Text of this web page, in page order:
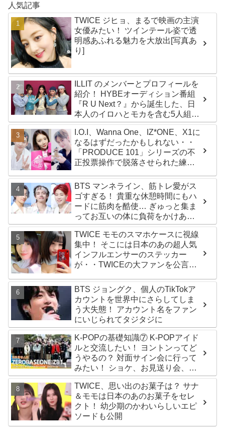
人気記事
TWICE ジヒョ、まるで映画の主演
女優みたい！ ツインテール姿で透
明感あふれる魅力を大放出[写真あ
り]
ILLIT のメンバーとプロフィールを
紹介！ HYBEオーディション番組
『R U Next？』から誕生した、日
本人のイロハとモカを含む5人組ガ
ールズグループ！ デビュー曲
「Magnetic」がいきなりの大ヒッ
ト
I.O.I、Wanna One、IZ*ONE、X1に
なるはずだったかもしれない・・
「PRODUCE 101」シリーズの不
正投票操作で脱落させられた練習
BTS マンネライン、筋トレ愛がス
ゴすぎる！ 貴重な休憩時間にもハ
ードに筋肉を酷使… ぎゅっと集ま
ってお互いの体に負荷をかけあう
３人のトレーニング風景がかわい
すぎるとファンくぎづけ
TWICE モモのスマホケースに視線
集中！ そこには日本のあの超人気
インフルエンサーのステッカー
が・・TWICEの大ファンを公言す
「成功したファン」だと話題沸騰
BTS ジョングク、個人のTikTokア
カウントを世界中にさらしてしま
う大失態！ アカウント名をファン
にいじられてタジタジに
K-POPの基礎知識⑦ K-POPアイド
ルと交流したい！ ヨントンってど
うやるの？ 対面サイン会に行って
みたい！ ショケ、お見送り会、握
手会・・・リリースイベントあれ
これを紹介
TWICE、思い出のお菓子は？ サナ
＆モモは日本のあのお菓子をセレ
クト！ 幼少期のかわいらしいエピ
ソードも公開